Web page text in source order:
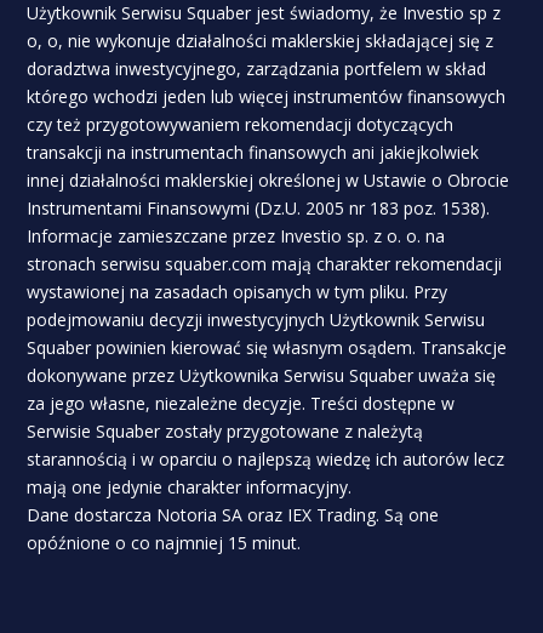
Użytkownik Serwisu Squaber jest świadomy, że Investio sp z
o, o, nie wykonuje działalności maklerskiej składającej się z
doradztwa inwestycyjnego, zarządzania portfelem w skład
którego wchodzi jeden lub więcej instrumentów finansowych
czy też przygotowywaniem rekomendacji dotyczących
transakcji na instrumentach finansowych ani jakiejkolwiek
innej działalności maklerskiej określonej w Ustawie o Obrocie
Instrumentami Finansowymi (Dz.U. 2005 nr 183 poz. 1538).
Informacje zamieszczane przez Investio sp. z o. o. na
stronach serwisu squaber.com mają charakter rekomendacji
wystawionej na zasadach opisanych w tym pliku. Przy
podejmowaniu decyzji inwestycyjnych Użytkownik Serwisu
Squaber powinien kierować się własnym osądem. Transakcje
dokonywane przez Użytkownika Serwisu Squaber uważa się
za jego własne, niezależne decyzje. Treści dostępne w
Serwisie Squaber zostały przygotowane z należytą
starannością i w oparciu o najlepszą wiedzę ich autorów lecz
mają one jedynie charakter informacyjny.
Dane dostarcza Notoria SA oraz IEX Trading. Są one
opóźnione o co najmniej 15 minut.